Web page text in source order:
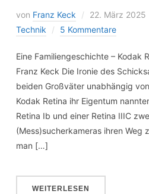
von Franz Keck 22. März 2025
Technik
5 Kommentare
Eine Familiengeschichte – Kodak
Franz Keck Die Ironie des
beiden Großväter unabhängig
Kodak Retina ihr Eigentum
Retina Ib und einer Retina IIIC
(Mess)sucherkameras ihren Weg
man […]
WEITERLESEN